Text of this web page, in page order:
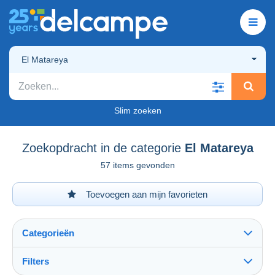
El Matareya
Slim zoeken
Zoekopdracht in de categorie El Matareya
57 items gevonden
Toevoegen aan mijn favorieten
Categorieën
Filters